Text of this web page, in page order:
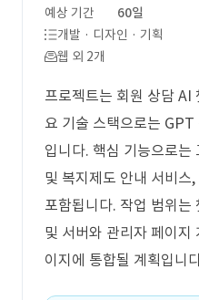
예상 기간
60일
개발 · 디자인 · 기획
웹 외 2개
프로젝트는 회원 상담 AI
요 기술 스택으로는
입니다. 핵심 기능으로는
및 복지제도 안내 서비스
포함됩니다. 작업 범위는
및 서버와 관리자 페이지
이지에 통합될 계획입니